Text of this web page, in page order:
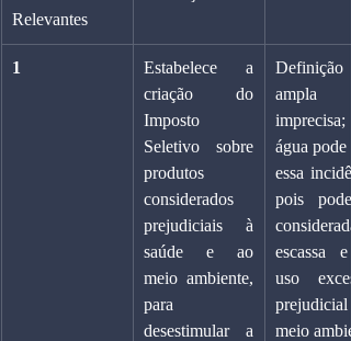
Relevantes
1
Estabelece a
criação do
Imposto
Seletivo sobre
produtos
considerados
prejudiciais à
saúde e ao
meio ambiente,
para
desestimular a
Definição
água pode
essa
pois
considerada
escassa e
uso
meio